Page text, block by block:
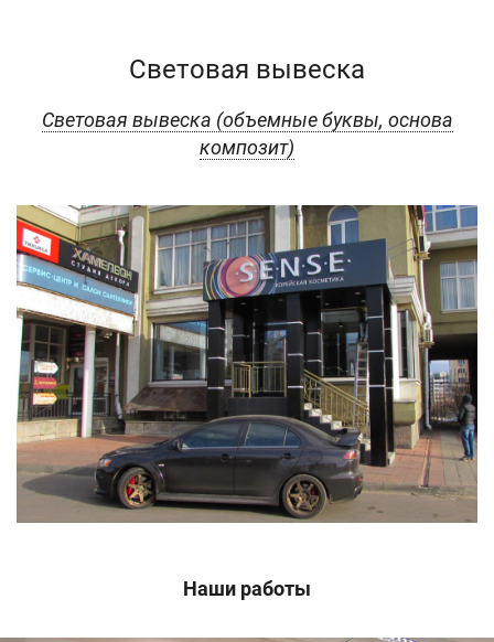
Световая вывеска
Световая вывеска (объемные буквы, основа
композит)
Наши работы